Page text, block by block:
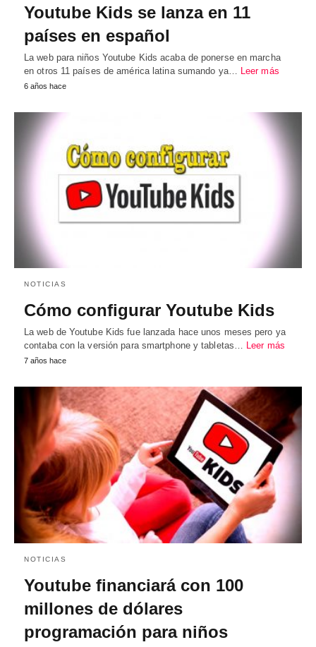
Youtube Kids se lanza en 11
países en español
La web para niños Youtube Kids acaba de ponerse en marcha
en otros 11 países de américa latina sumando ya…
Leer más
6 años hace
NOTICIAS
Cómo configurar Youtube Kids
La web de Youtube Kids fue lanzada hace unos meses pero ya
contaba con la versión para smartphone y tabletas… Leer más
7 años hace
NOTICIAS
Youtube financiará con 100
millones de dólares
programación para niños